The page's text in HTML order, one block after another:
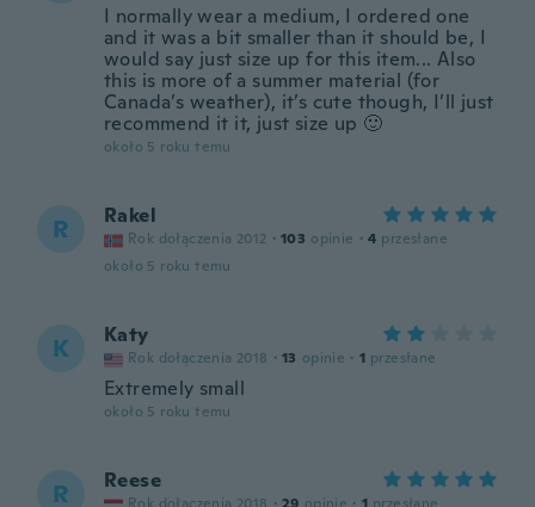
I normally wear a medium, I ordered one
and it was a bit smaller than it should be, I
would say just size up for this item... Also
this is more of a summer material (for
Canada’s weather), it’s cute though, I’ll just
recommend it it, just size up 🙂
około 5 roku temu
R Rakel
Rok dołączenia 2012 · 103 opinie · 4 przesłane
około 5 roku temu
K Katy
Rok dołączenia 2018 · 13 opinie · 1 przesłane
Extremely small
około 5 roku temu
R Reese